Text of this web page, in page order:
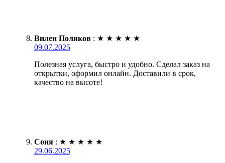
Вилен Поляков : ★ ★ ★ ★ ★
09.07.2025
Полезная услуга, быстро и удобно. Сделал заказ на
открытки, оформил онлайн. Доставили в срок,
качество на высоте!
Соня : ★ ★ ★ ★ ★
29.06.2025